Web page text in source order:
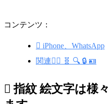
コンテンツ：
🫆 iPhone、WhatsApp
関連🕵️‍♂️ 🧬 🔍 🔒 🪪
🫆 指紋 絵文字は様